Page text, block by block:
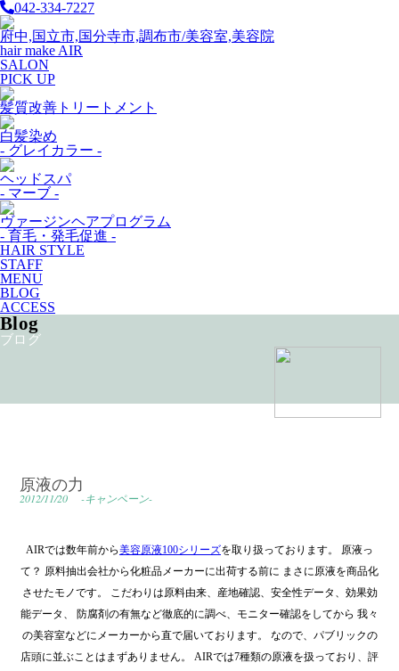
042-334-7227
府中,国立市,国分寺市,調布市/美容室,美容院
hair make AIR
SALON
PICK UP
髪質改善トリートメント
白髪染め
- グレイカラー -
ヘッドスパ
- マーブ -
ヴァージンヘアプログラム
- 育毛・発毛促進 -
HAIR STYLE
STAFF
MENU
BLOG
ACCESS
Blog
ブログ
原液の力
2012/11/20 -キャンペーン-
AIRでは数年前から美容原液100シリーズを取り扱っております。 原液っ
て？ 原料抽出会社から化粧品メーカーに出荷する前に まさに原液を商品化
させたモノです。 こだわりは原料由来、産地確認、安全性データ、効果効
能データ、 防腐剤の有無など徹底的に調べ、モニター確認をしてから 我々
の美容室などにメーカーから直で届いております。 なので、パブリックの
店頭に並ぶことはまずありません。 AIRでは7種類の原液を扱っており、評